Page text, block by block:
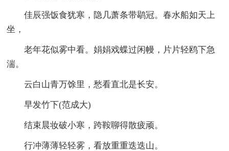
佳辰强饭食犹寒，隐几萧条带鹖冠。春水船如天上
坐，
老年花似雾中看。娟娟戏蝶过闲幔，片片轻鸥下急
湍。
云白山青万馀里，愁看直北是长安。
早发竹下(范成大)
结束晨妆破小寒，跨鞍聊得散疲顽。
行冲薄薄轻轻雾，看放重重迭迭山。